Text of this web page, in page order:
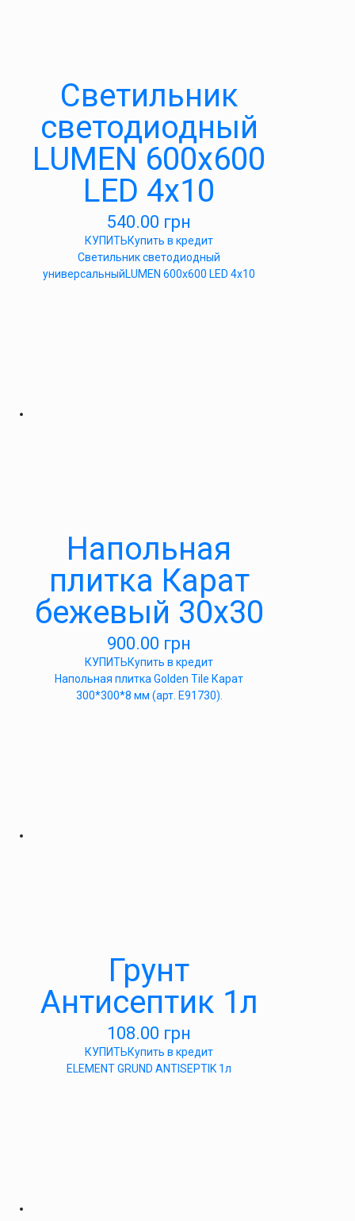
Светильник
светодиодный
LUMEN 600х600
LED 4х10
540.00 грн
КУПИТЬКупить в кредит
Светильник светодиодный
универсальныйLUMEN 600х600 LED 4х10
Напольная
плитка Карат
бежевый 30х30
900.00 грн
КУПИТЬКупить в кредит
Напольная плитка Golden Tile Карат
300*300*8 мм (арт. Е91730).
Грунт
Антисептик 1л
108.00 грн
КУПИТЬКупить в кредит
ELEMENT GRUND ANTISEPTIK 1л